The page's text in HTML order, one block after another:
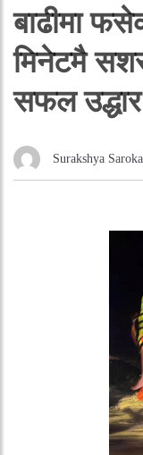
बाढीमा
मिनेटमै
सफल उद्धार
Surakshya